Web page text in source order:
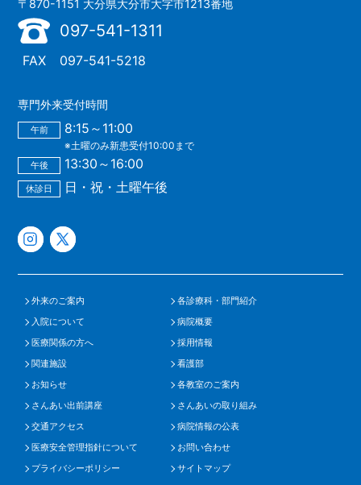
〒870-1151 大分県大分市大字市1213番地
097-541-1311
FAX 097-541-5218
専門外来受付時間
午前 8:15～11:00
※土曜のみ新患受付10:00まで
午後 13:30～16:00
休診日 日・祝・土曜午後
外来のご案内
各診療科・部門紹介
入院について
病院概要
医療関係の方へ
採用情報
関連施設
看護部
お知らせ
各教室のご案内
さんあい出前講座
さんあいの取り組み
交通アクセス
病院情報の公表
医療安全管理指針について
お問い合わせ
プライバシーポリシー
サイトマップ